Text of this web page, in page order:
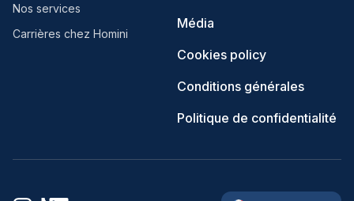
Nos services
Carrières chez Homini
Média
Cookies policy
Conditions générales
Politique de confidentialité